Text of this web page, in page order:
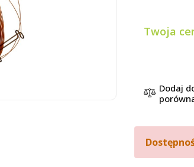
Twoja
Dodaj